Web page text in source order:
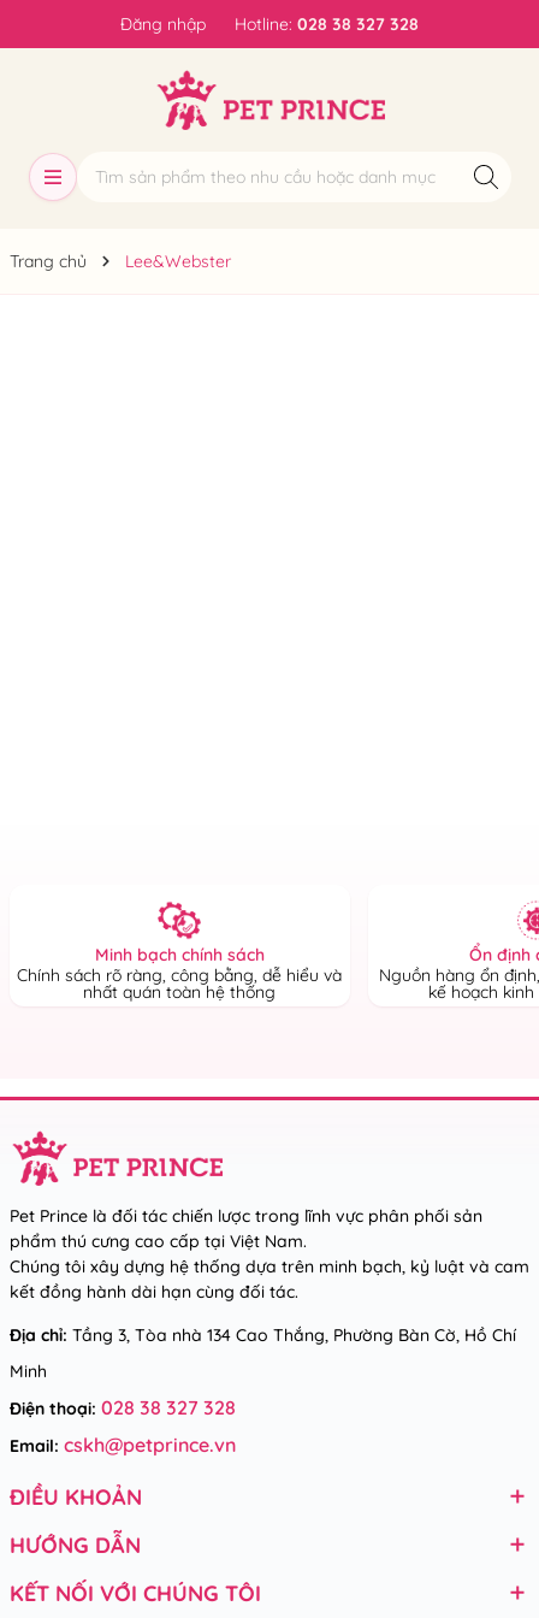
Đăng nhập Hotline: 028 38 327 328
Trang chủ Lee&Webster
Minh bạch chính sách
Chính sách rõ ràng, công bằng, dễ hiểu và
nhất quán toàn hệ thống
Ổn định
Nguồn hàng ổn
kế hoạch
Pet Prince là đối tác chiến lược trong lĩnh vực phân phối sản
phẩm thú cưng cao cấp tại Việt Nam.
Chúng tôi xây dựng hệ thống dựa trên minh bạch, kỷ luật và cam
kết đồng hành dài hạn cùng đối tác.
Địa chỉ: Tầng 3, Tòa nhà 134 Cao Thắng, Phường Bàn Cờ, Hồ Chí
Minh
Điện thoại: 028 38 327 328
Email: cskh@petprince.vn
ĐIỀU KHOẢN
HƯỚNG DẪN
KẾT NỐI VỚI CHÚNG TÔI